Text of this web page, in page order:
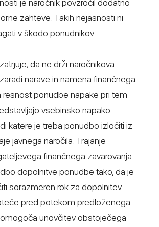
je naročnik povzročil dodatno
zahteve. Takih nejasnosti ni
v škodo ponudnikov.
da ne drži naročnikova
narave in namena finančnega
resnost ponudbe napake pri tem
vsebinsko napako
katere je treba ponudbo izločiti iz
javnega naročila. Trajanje
finančnega zavarovanja
dopolnitve ponudbe tako, da je
sorazmeren rok za dopolnitev
pred potekom predloženega
omogoča unovčitev obstoječega